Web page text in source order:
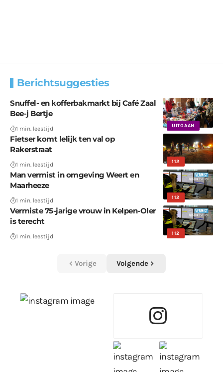
Berichtsuggesties
UITGAAN
Snuffel- en kofferbakmarkt bij Café Zaal
Bee-j Bertje
1 min. leestijd
112
Fietser komt lelijk ten val op
Rakerstraat
1 min. leestijd
112
Man vermist in omgeving Weert en
Maarheeze
1 min. leestijd
112
Vermiste 75-jarige vrouw in Kelpen-Oler
is terecht
1 min. leestijd
Vorige Volgende